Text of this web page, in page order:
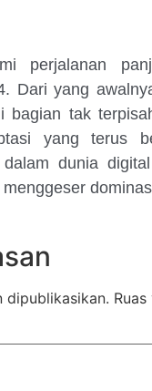
perjalanan
Dari yang
bagian tak
yang terus
dunia
dipublikasikan.